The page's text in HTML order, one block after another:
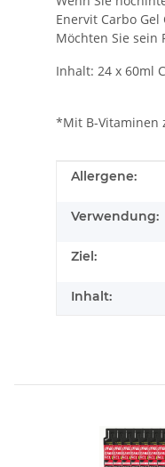
Enervit Carbo
Möchten Sie sein
Inhalt: 24 x 60ml
*Mit B-Vitaminen
Wert
Allergene:
Verwendung:
Ziel:
Inhalt: